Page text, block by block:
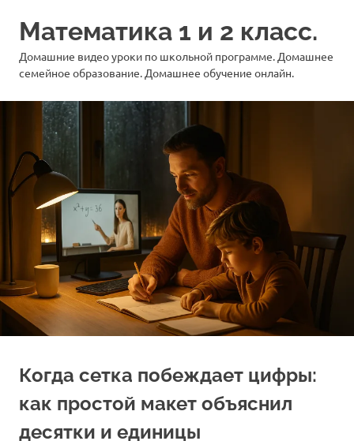
Математика 1 и 2 класс.
Домашние видео уроки по школьной программе. Домашнее
семейное образование. Домашнее обучение онлайн.
Когда сетка побеждает цифры:
как простой макет объяснил
десятки и единицы